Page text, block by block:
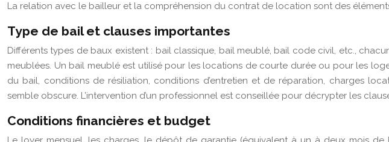
La relation avec le bailleur et la compréhension du contrat de location sont des
Type de bail et clauses importantes
Différents types de baux existent : bail classique, bail meublé, bail code civil, etc.,
meublées. Un bail meublé est utilisé pour les locations de courte durée ou pour les
du bail, conditions de résiliation, conditions d’entretien et de réparation, charges
semble obscure. L’intervention d’un professionnel est conseillée pour décrypter les
Conditions financières et budget